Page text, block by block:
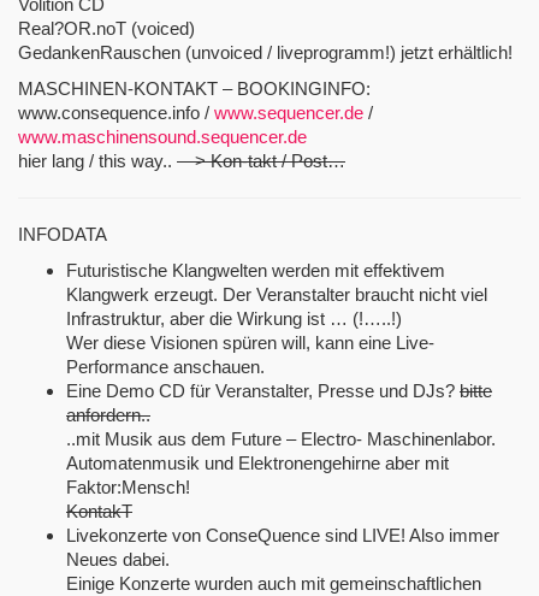
Volition CD
Real?OR.noT (voiced)
GedankenRauschen (unvoiced / liveprogramm!) jetzt erhältlich!
MASCHINEN-KONTAKT – BOOKINGINFO:
www.consequence.info / www.sequencer.de /
www.maschinensound.sequencer.de
hier lang / this way.. —> Kon-takt / Post…
INFODATA
Futuristische Klangwelten werden mit effektivem
Klangwerk erzeugt. Der Veranstalter braucht nicht viel
Infrastruktur, aber die Wirkung ist … (!…..!)
Wer diese Visionen spüren will, kann eine Live-
Performance anschauen.
Eine Demo CD für Veranstalter, Presse und DJs? bitte
anfordern..
..mit Musik aus dem Future – Electro- Maschinenlabor.
Automatenmusik und Elektronengehirne aber mit
Faktor:Mensch!
KontakT
Livekonzerte von ConseQuence sind LIVE! Also immer
Neues dabei.
Einige Konzerte wurden auch mit gemeinschaftlichen